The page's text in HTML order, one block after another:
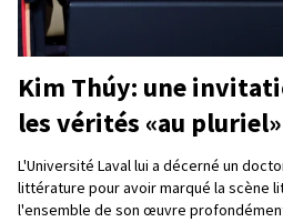
Kim Thúy: une
les vérités «au pluriel»
L'Université Laval lui a décerné un
littérature pour avoir marqué la scène
l'ensemble de son œuvre